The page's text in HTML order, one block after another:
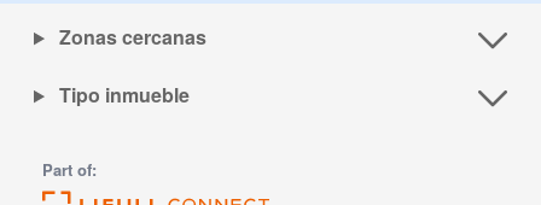
Zonas cercanas
Tipo inmueble
Part of: